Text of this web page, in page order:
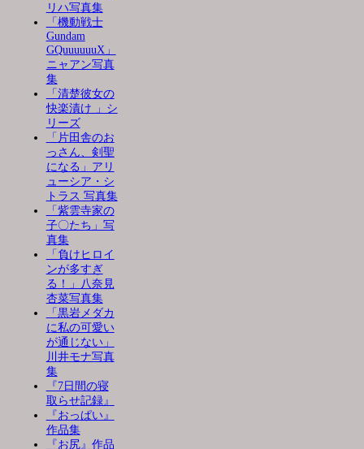
リハ写真集
「機動戦士
Gundam
GQuuuuuuX」
ニャアン写真
集
「清楚彼女の
快楽漬け 」シ
リーズ
「片田舎のお
っさん、剣聖
になる」アリ
ューシア・シ
トラス 写真集
「紫雲寺家の
子〇たち」写
真集
「負けヒロイ
ンが多すぎ
る！」八奈見
杏菜写真集
「黒岩メダカ
に私の可愛い
が通じない」
川井モナ写真
集
『7日間の寝
取らせ記録』
『おっぱい』
作品集
『お尻』作品